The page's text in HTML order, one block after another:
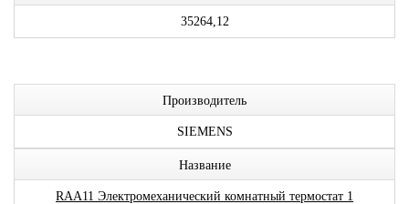
35264,12
Производитель
SIEMENS
Название
RAA11 Электромеханический комнатный термостат 1